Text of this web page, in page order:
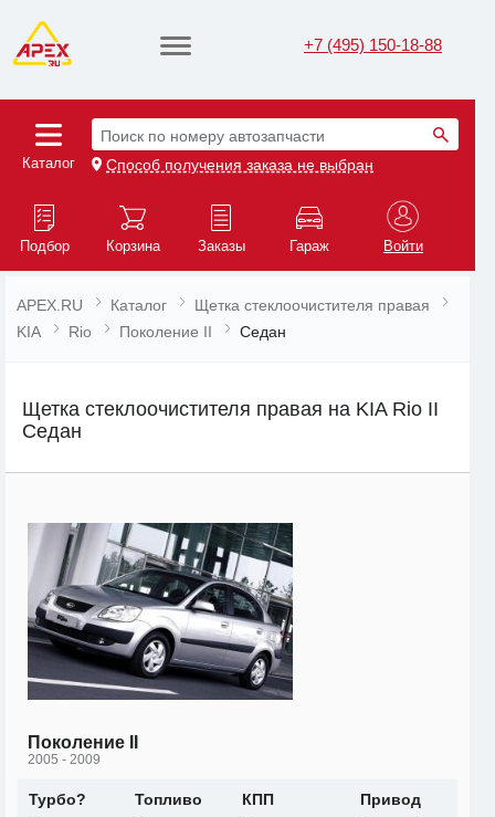
+7 (495) 150-18-88
Каталог
Поиск по номеру автозапчасти
Способ получения заказа не выбран
Подбор Корзина Заказы Гараж Войти
APEX.RU Каталог
Щетка стеклоочистителя правая
KIA
Rio Поколение II Седан
Щетка стеклоочистителя правая на KIA Rio II
Седан
Поколение II
2005 - 2009
Турбо? Топливо КПП Привод